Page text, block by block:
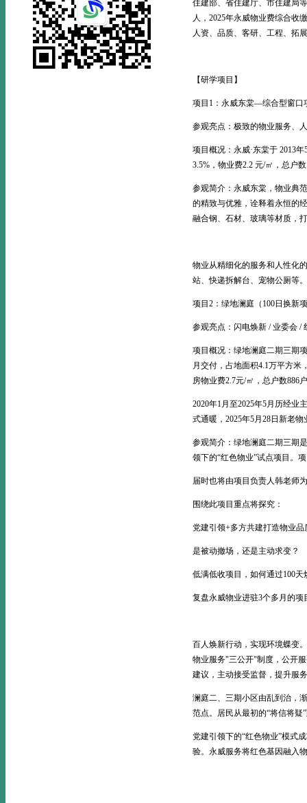
住建部、省住建厅、市住建局
人，2025年永威物业费综合收
人资、品质、客研、工程、拓
【研学项目】
项目1：永威东棠—综合型窗口
参观亮点：极致的物业服务、
项目概况：永威·东棠于 2013
3.5%，物业费2.2 元/㎡，总户
参观简介：永威东棠，物业典
的精致与优雅，诠释着永恒的
融合钢、石材、玻璃等材质，
物业从精细化的服务和人性化
站、快递拆解台、宠物公厕等
项目2：绿地澜庭（100日换新
参观亮点：闪电焕新 / 业委会 /
项目概况：绿地澜庭二期三期
月交付，占地面积4.1万平方米
房物业费2.7元/㎡，总户数886
2020年1月至2025年5月历经业
式通暖，2025年5月28日新老
参观简介：绿地澜庭二期三期
领下的“红色物业”试点项目。
届时也将由项目负责人韩老师
围绕此项目重点将探究：
党建引领+多方共建打造物业品
是被动撤场，还是主动求变？
低满低收项目，如何通过100
复盘永威物业进驻3个多月的
百人焕新行动，实现环境蝶变
物业服务"三公开"制度，公开
建议，主动接受监督，提升服
澜庭二、三期小区由乱到治，
范点。居民从最初的“将信将疑
党建引领下的“红色物业”模式
验。永威服务将红色基因融入